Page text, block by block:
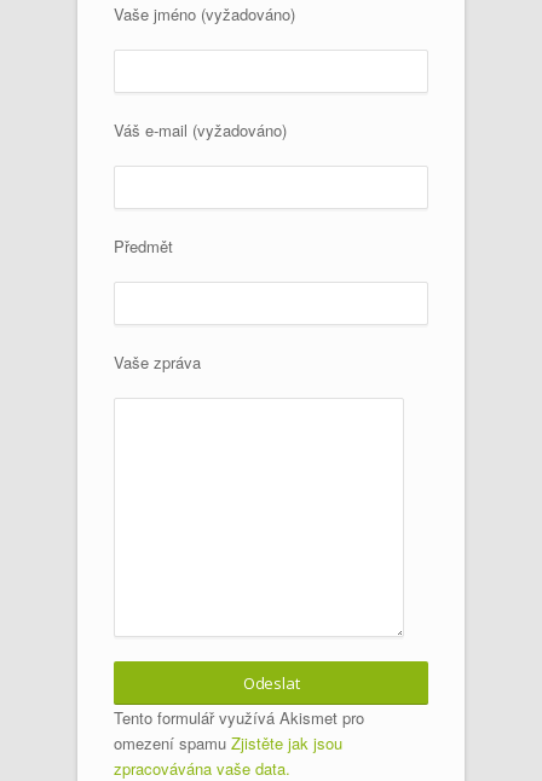
Vaše jméno (vyžadováno)
Váš e-mail (vyžadováno)
Předmět
Vaše zpráva
Tento formulář využívá Akismet pro
omezení spamu Zjistěte jak jsou
zpracovávána vaše data.